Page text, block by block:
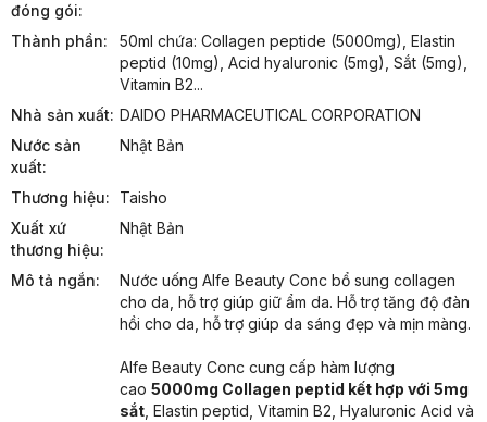
đóng gói:
Thành phần:
50ml chứa: Collagen peptide (5000mg), Elastin
peptid (10mg), Acid hyaluronic (5mg), Sắt (5mg),
Vitamin B2...
Nhà sản xuất: DAIDO PHARMACEUTICAL CORPORATION
Nước sản
xuất:
Nhật Bản
Thương hiệu:
Taisho
Xuất xứ
thương hiệu:
Nhật Bản
Mô tả ngắn:
Nước uống Alfe Beauty Conc bổ sung collagen
cho da, hỗ trợ giúp giữ ẩm da. Hỗ trợ tăng độ đàn
hồi cho da, hỗ trợ giúp da sáng đẹp và mịn màng.
Alfe Beauty Conc cung cấp hàm lượng
cao 5000mg Collagen peptid kết hợp với 5mg
sắt , Elastin peptid, Vitamin B2, Hyaluronic Acid và